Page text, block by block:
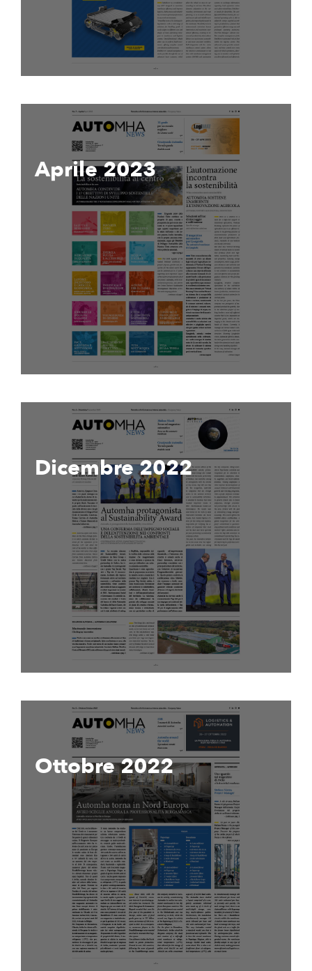
Aprile 2023
Dicembre 2022
Ottobre 2022